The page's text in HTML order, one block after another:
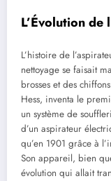
L’Évolution de
L’histoire de
nettoyage se faisait
brosses et des
Hess, inventa le
un système de
d’un aspirateur
qu’en 1901 grâce à
Son appareil, bien
évolution qui allait